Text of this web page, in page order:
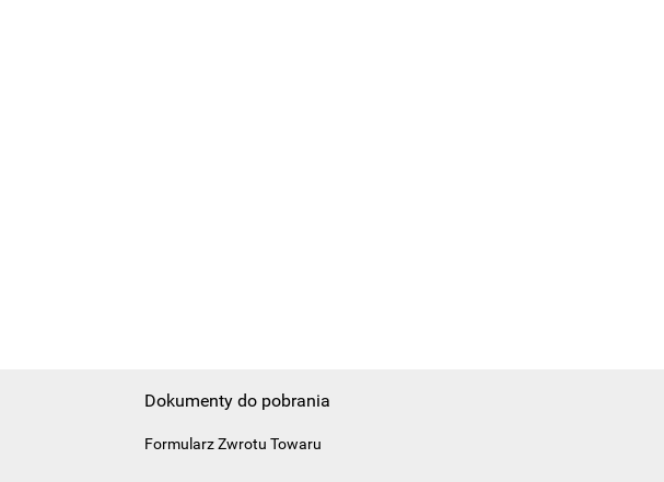
Dokumenty do pobrania
Formularz Zwrotu Towaru